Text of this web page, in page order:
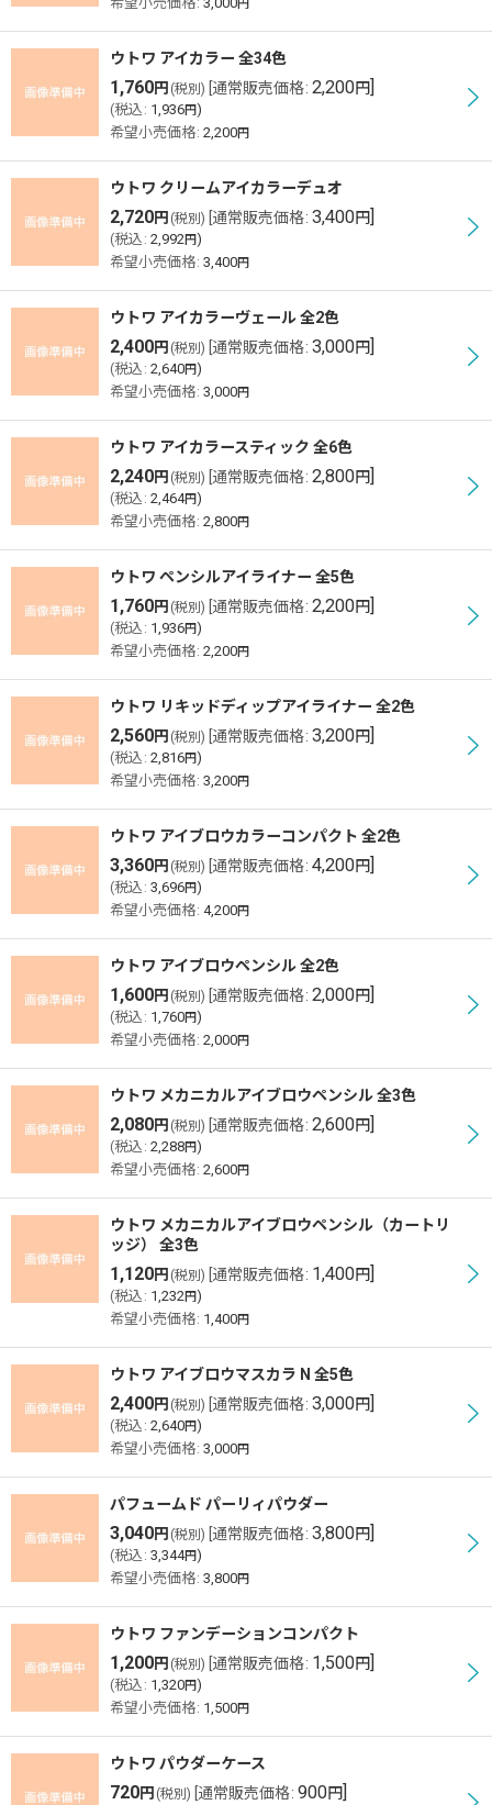
円
ウトワ アイカラー 全34色
1,760円 (税別) 通常販売価格: 2,200円]
(税込 : 1,936円)
希望小売価格: 2,200円
ウトワ クリームアイカラーデュオ
2,720円 (税別) 通常販売価格: 3,400円]
(税込 : 2,992円)
希望小売価格: 3,400円
ウトワ アイカラーヴェール 全2色
2,400円 (税別) 通常販売価格: 3,000円]
(税込 : 2,640円)
希望小売価格: 3,000円
ウトワ アイカラースティック 全6色
2,240円 (税別) 通常販売価格: 2,800円]
(税込 : 2,464円)
希望小売価格: 2,800円
ウトワ ペンシルアイライナー 全5色
1,760円 (税別) 通常販売価格: 2,200円]
(税込 : 1,936円)
希望小売価格: 2,200円
ウトワ リキッドディップアイライナー 全2色
2,560円 (税別) 通常販売価格: 3,200円]
(税込 : 2,816円)
希望小売価格: 3,200円
ウトワ アイブロウカラーコンパクト 全2色
3,360円 (税別) 通常販売価格: 4,200円]
(税込 : 3,696円)
希望小売価格: 4,200円
ウトワ アイブロウペンシル 全2色
1,600円 (税別) 通常販売価格: 2,000円]
(税込 : 1,760円)
希望小売価格: 2,000円
ウトワ メカニカルアイブロウペンシル 全3色
2,080円 (税別) 通常販売価格: 2,600円]
(税込 : 2,288円)
希望小売価格: 2,600円
ウトワ メカニカルアイブロウペンシル（カートリ
ッジ） 全3色
1,120円 (税別) 通常販売価格: 1,400円]
(税込 : 1,232円)
希望小売価格: 1,400円
ウトワ アイブロウマスカラ N 全5色
2,400円 (税別) 通常販売価格: 3,000円]
(税込 : 2,640円)
希望小売価格: 3,000円
パフュームド パーリィパウダー
3,040円 (税別) 通常販売価格: 3,800円]
(税込 : 3,344円)
希望小売価格: 3,800円
ウトワ ファンデーションコンパクト
1,200円 (税別) 通常販売価格: 1,500円]
(税込 : 1,320円)
希望小売価格: 1,500円
ウトワ パウダーケース
720円 (税別) 通常販売価格: 900円]